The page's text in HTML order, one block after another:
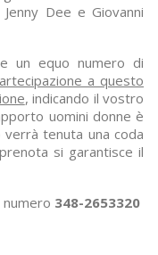
Dee e Giovanni
un equo numero di
a questo
, indicando il vostro
uomini donne è
verrà tenuta una coda
si garantisce il
numero 348-2653320